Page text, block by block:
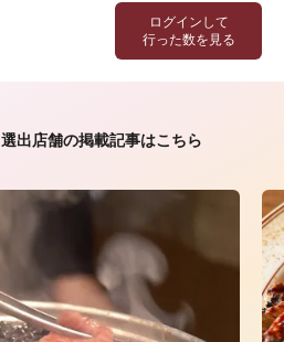
ログインして
行った数を見る
選出店舗の掲載記事はこちら